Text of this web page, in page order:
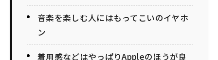
音楽を楽しむ人にはもってこいのイヤホ
ン
着用感などはやっぱりAppleのほうが良